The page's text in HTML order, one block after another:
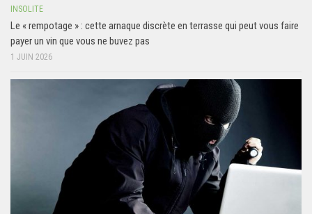
INSOLITE
Le « rempotage » : cette arnaque discrète en terrasse qui peut vous faire
payer un vin que vous ne buvez pas
1 JUIN 2026